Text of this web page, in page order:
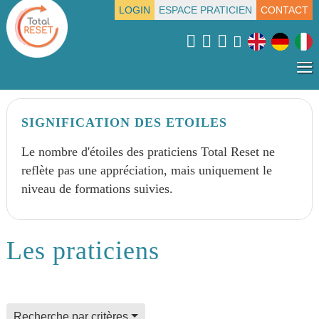
LOGIN ESPACE PRATICIEN CONTACT
≡
SIGNIFICATION DES ETOILES
Le nombre d'étoiles des praticiens Total Reset ne
reflète pas une appréciation, mais uniquement le
niveau de formations suivies.
Les praticiens
Recherche par critèresfield for alpha index